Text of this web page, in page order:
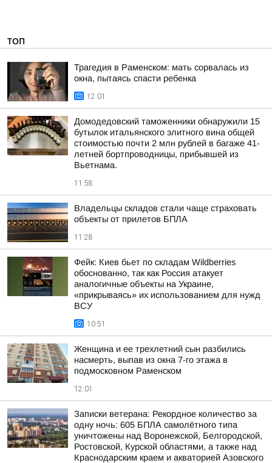
ТОП
Трагедия в Раменском: мать сорвалась из
окна, пытаясь спасти ребенка
12:01
Домодедовский таможенники обнаружили 15
бутылок итальянского элитного вина общей
стоимостью почти 2 млн рублей в багаже 41-
летней бортпроводницы, прибывшей из
Вьетнама.
11:58
Владельцы складов стали чаще страховать
объекты от прилетов БПЛА
11:28
Фейк: Киев бьет по складам Wildberries
обоснованно, так как Россия атакует
аналогичные объекты на Украине,
«прикрываясь» их использованием для нужд
ВСУ
10:51
Женщина и ее трехлетний сын разбились
насмерть, выпав из окна 7-го этажа в
подмосковном Раменском
12:01
Записки ветерана: Рекордное количество за
одну ночь: 605 БПЛА самолётного типа
уничтожены над Воронежской, Белгородской,
Ростовской, Курской областями, а также над
Краснодарским краем и акваторией Азовского